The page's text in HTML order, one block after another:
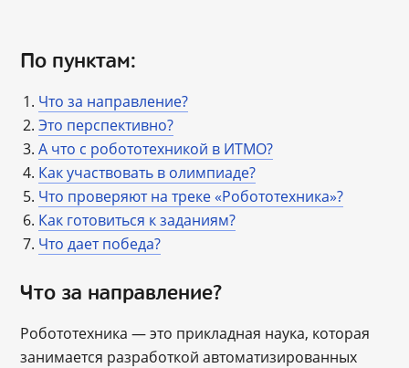
По пунктам:
Что за направление?
Это перспективно?
А что с робототехникой в ИТМО?
Как участвовать в олимпиаде?
Что проверяют на треке «Робототехника»?
Как готовиться к заданиям?
Что дает победа?
Что за направление?
Робототехника ― это прикладная наука, которая
занимается разработкой автоматизированных